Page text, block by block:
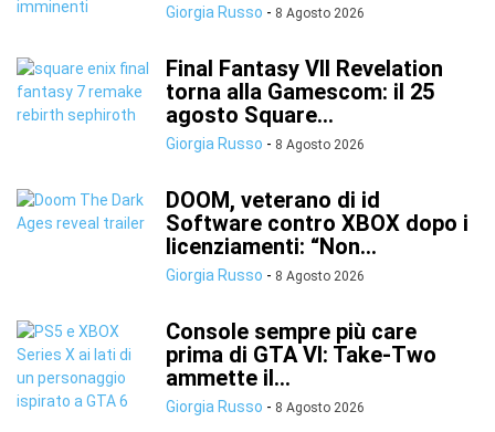
Giorgia Russo - 8 Agosto 2026
Final Fantasy VII Revelation
torna alla Gamescom: il 25
agosto Square...
Giorgia Russo - 8 Agosto 2026
DOOM, veterano di id
Software contro XBOX dopo i
licenziamenti: “Non...
Giorgia Russo - 8 Agosto 2026
Console sempre più care
prima di GTA VI: Take-Two
ammette il...
Giorgia Russo - 8 Agosto 2026